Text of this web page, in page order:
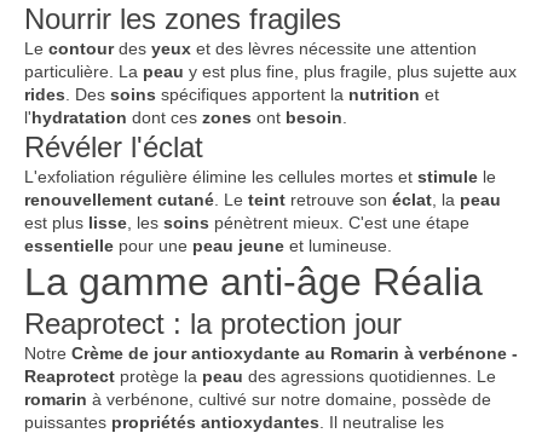
Nourrir les zones fragiles
Le contourdes yeux et des lèvres nécessite une attention
particulière. La peau y est plus fine, plus fragile, plus sujette aux
rides . Des soins spécifiques apportent la nutrition et
l'hydratation dont ces zones ont besoin
Révéler l'éclat
L'exfoliation régulière élimine les cellules mortes et stimule le
renouvellement cutané . Le teint retrouve son éclat , la peau
est plus lisse , les soins pénètrent mieux. C'est une étape
essentielle pour une peau jeune et lumineuse.
La gamme anti-âge Réalia
Reaprotect : la protection jour
Notre Crème de jour antioxydante au Romarin à verbénone -
Reaprotect protège la peau des agressions quotidiennes. Le
romarin à verbénone, cultivé sur notre domaine, possède de
puissantes propriétés antioxydantes . Il neutralise les